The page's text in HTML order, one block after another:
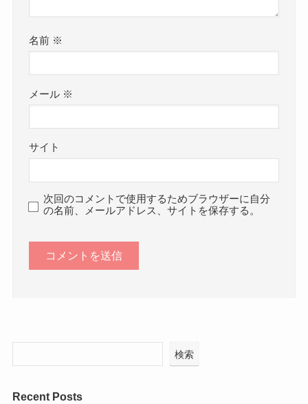
名前 ※
メール ※
サイト
次回のコメントで使用するためブラウザーに自分
の名前、メールアドレス、サイトを保存する。
検索
Recent Posts